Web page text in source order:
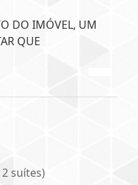
DO IMÓVEL, UM
QUE
suítes)